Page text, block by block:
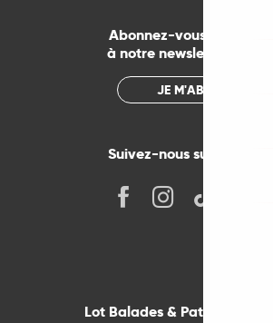
Abonnez-vous
à notre newsletter
JE M'ABONNE
Suivez-nous sur les
Lot Balades & Patrimoines